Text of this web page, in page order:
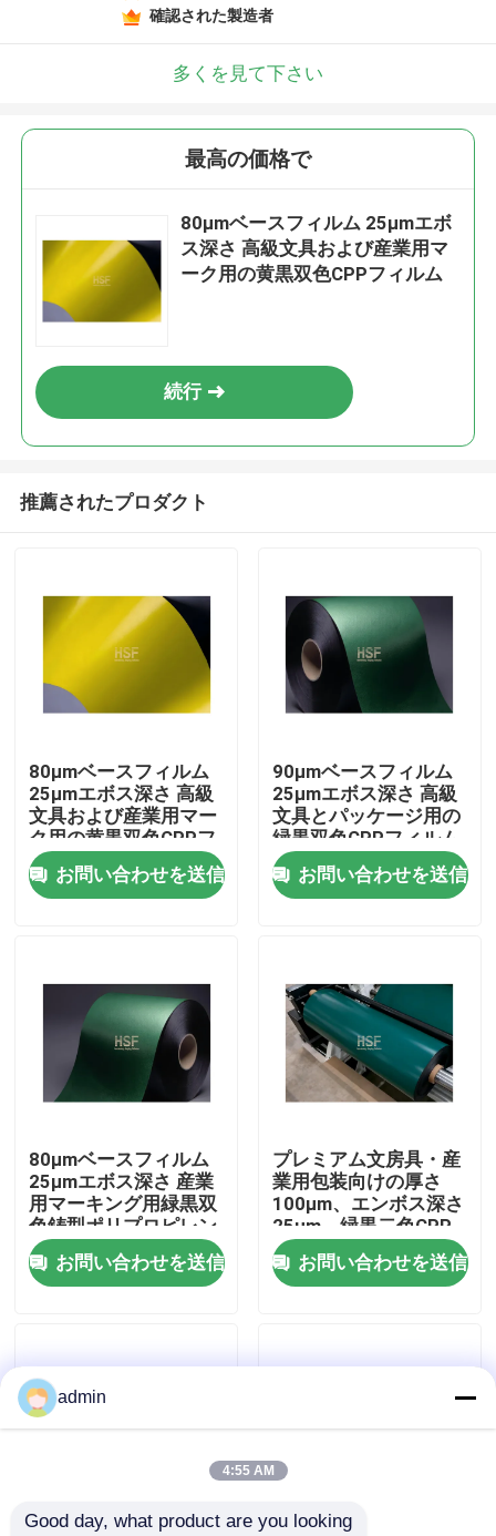
ホーム
ビデオ
企業情報
会社案内
品質管理
見積依頼
低密度ポリエチレンフィルム
確認された製造者
多くを見て下さい
最高の価格で
80μmベースフィルム 25μmエボ
ス深さ 高級文具および産業用マ
ーク用の黄黒双色CPPフィルム
続行
推薦されたプロダクト
80μmベースフィルム
25μmエボス深さ 高級
文具および産業用マー
ク用の黄黒双色CPPフ
ィルム
お問い合わせを送信
90μmベースフィルム
25μmエボス深さ 高級
文具とパッケージ用の
緑黒双色CPPフィルム
お問い合わせを送信
80μmベースフィルム
25μmエボス深さ 産業
用マーキング用緑黒双
色鋳型ポリプロピレン
フィルム
お問い合わせを送信
プレミアム文房具・産
業用包装向けの厚さ
100μm、エンボス深さ
25μm、緑黒二色CPP
フィルム
お問い合わせを送信
admin
4:55 AM
Good day, what product are you looking